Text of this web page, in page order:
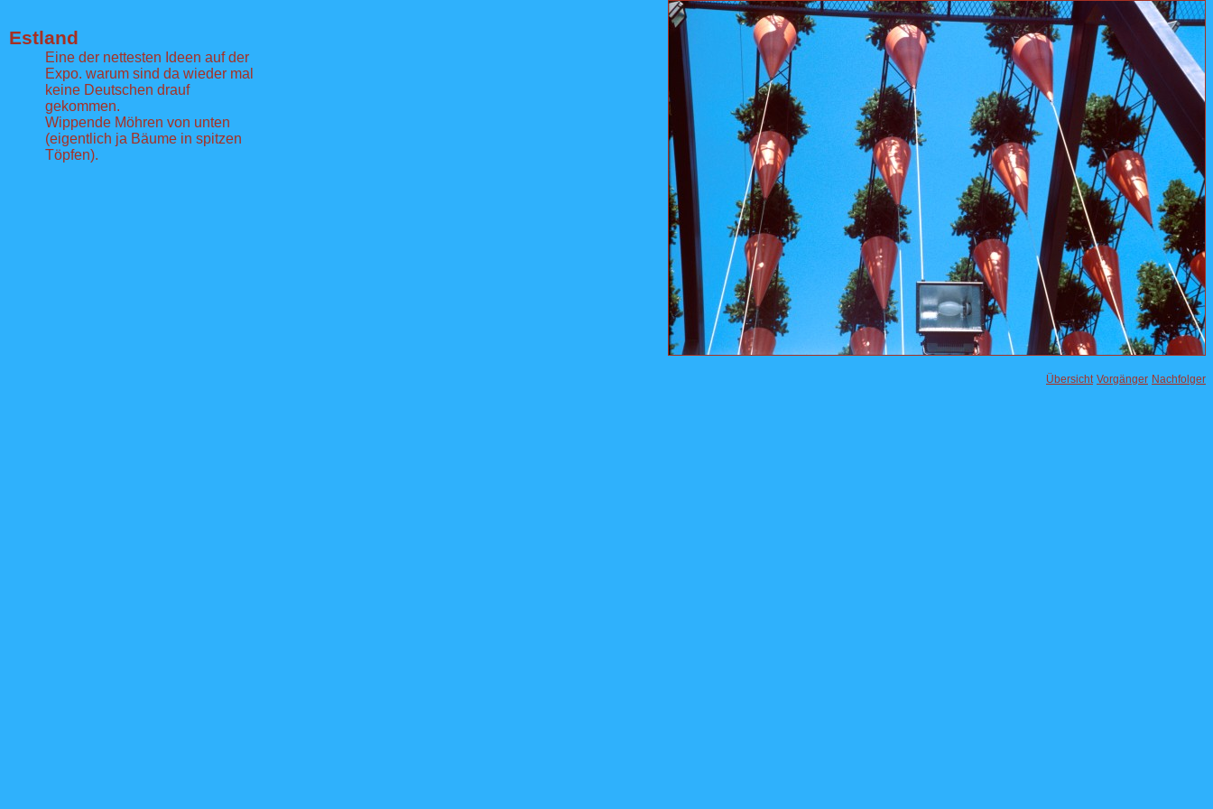
Übersicht Vorgänger Nachfolger
Estland
Eine der nettesten Ideen auf der
Expo. warum sind da wieder mal
keine Deutschen drauf
gekommen.
Wippende Möhren von unten
(eigentlich ja Bäume in spitzen
Töpfen).